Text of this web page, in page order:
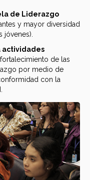
de Liderazgo
y mayor diversidad
jóvenes).
actividades
de las
por medio de
con la